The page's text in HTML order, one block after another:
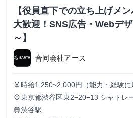
【役員直下での立ち上げメ
大歓迎！SNS広告・Webデ
～】
合同会社アース
currency_yen 時給1,250~2,000円（能力・経験に
place東京都渋谷区東2−20−13 シャトレ
train渋谷駅